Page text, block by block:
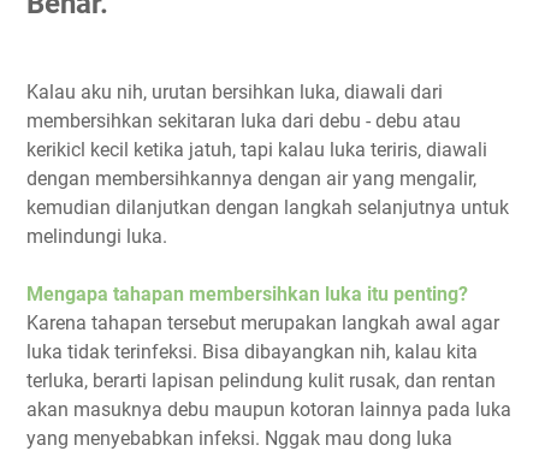
Kalau aku nih, urutan bersihkan luka, diawali dari
membersihkan sekitaran luka dari debu - debu atau
kerikicl kecil ketika jatuh, tapi kalau luka teriris, diawali
dengan membersihkannya dengan air yang mengalir,
kemudian dilanjutkan dengan langkah selanjutnya untuk
melindungi luka.
Mengapa tahapan membersihkan luka itu penting?
Karena tahapan tersebut merupakan langkah awal agar
luka tidak terinfeksi. Bisa dibayangkan nih, kalau kita
terluka, berarti lapisan pelindung kulit rusak, dan rentan
akan masuknya debu maupun kotoran lainnya pada luka
yang menyebabkan infeksi. Nggak mau dong luka